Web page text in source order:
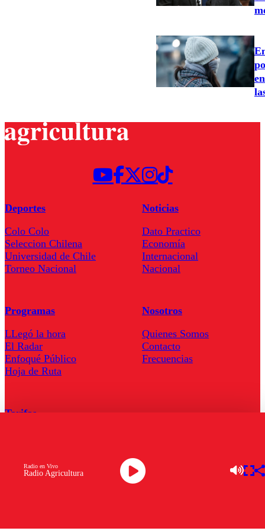
Radio Agricultura
Radio en Vivo
Deportes
Colo Colo
Seleccion Chilena
Universidad de Chile
Torneo Nacional
Noticias
Dato Practico
Economía
Internacional
Nacional
Programas
LLegó la hora
El Radar
Enfoqué Público
Hoja de Ruta
Nosotros
Quienes Somos
Contacto
Frecuencias
Tarifas
Descarga la APP